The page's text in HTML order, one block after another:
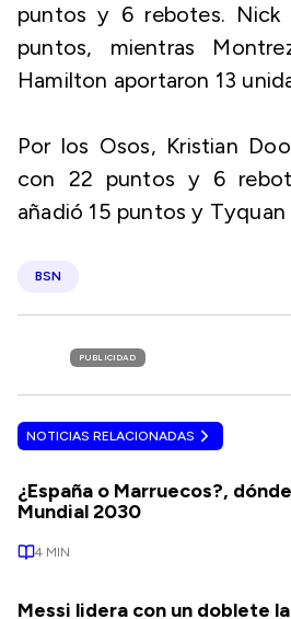
puntos y 6 rebotes. Nick
puntos, mientras
Hamilton aportaron 13
Por los Osos, Kristian
con 22 puntos y 6
añadió 15 puntos y Tyquan
BSN
PUBLICIDAD
NOTICIAS RELACIONADAS
¿España o Marruecos?,
Mundial 2030
4 MIN
Messi lidera con un doblete